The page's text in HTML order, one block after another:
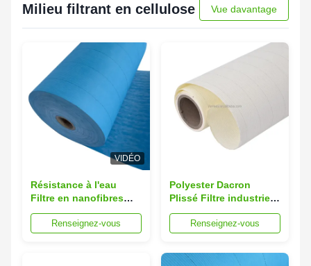
Milieu filtrant en cellulose Vue davantage
VIDÉO
Résistance à l'eau
Filtre en nanofibres
Tissu de cellulose
Polyester Matériau de
Renseignez-vous
Polyester Dacron
Plissé Filtre industriel
en rouleau de tissu
Renseignez-vous